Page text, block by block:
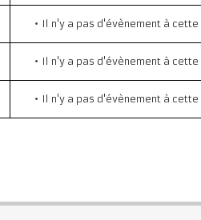
Il n'y a pas d'évènement à
Il n'y a pas d'évènement à
Il n'y a pas d'évènement à